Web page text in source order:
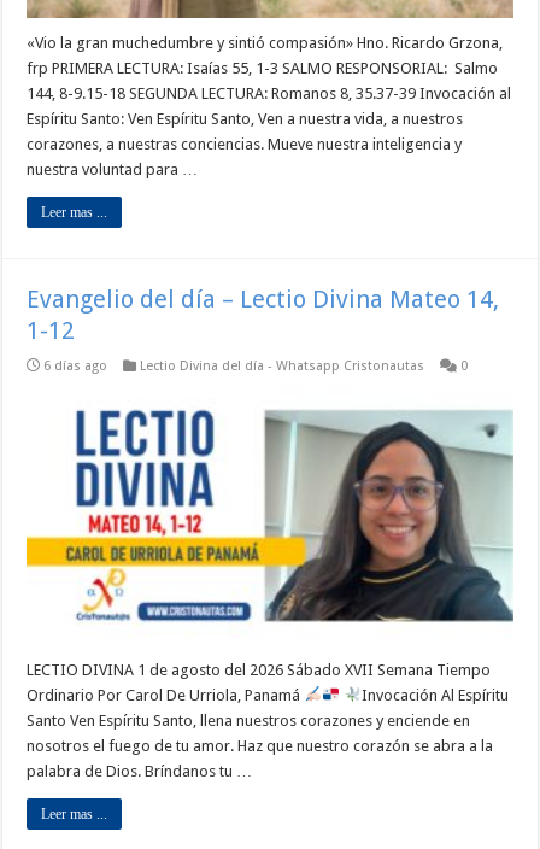
«Vio la gran muchedumbre y sintió compasión» Hno. Ricardo Grzona,
frp PRIMERA LECTURA: Isaías 55, 1-3 SALMO RESPONSORIAL: Salmo
144, 8-9.15-18 SEGUNDA LECTURA: Romanos 8, 35.37-39 Invocación al
Espíritu Santo: Ven Espíritu Santo, Ven a nuestra vida, a nuestros
corazones, a nuestras conciencias. Mueve nuestra inteligencia y
nuestra voluntad para …
Leer mas ...
Evangelio del día – Lectio Divina Mateo 14,
1-12
6 días ago Lectio Divina del día - Whatsapp Cristonautas 0
LECTIO DIVINA 1 de agosto del 2026 Sábado XVII Semana Tiempo
Ordinario Por Carol De Urriola, Panamá
Invocación Al Espíritu
Santo Ven Espíritu Santo, llena nuestros corazones y enciende en
nosotros el fuego de tu amor. Haz que nuestro corazón se abra a la
palabra de Dios. Bríndanos tu …
Leer mas ...